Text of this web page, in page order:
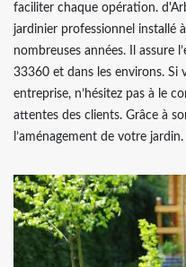
faciliter chaque opération.
jardinier professionnel installé
nombreuses années. Il assure
33360 et dans les environs. Si
entreprise, n’hésitez pas à le
attentes des clients. Grâce à
l’aménagement de votre jardin.